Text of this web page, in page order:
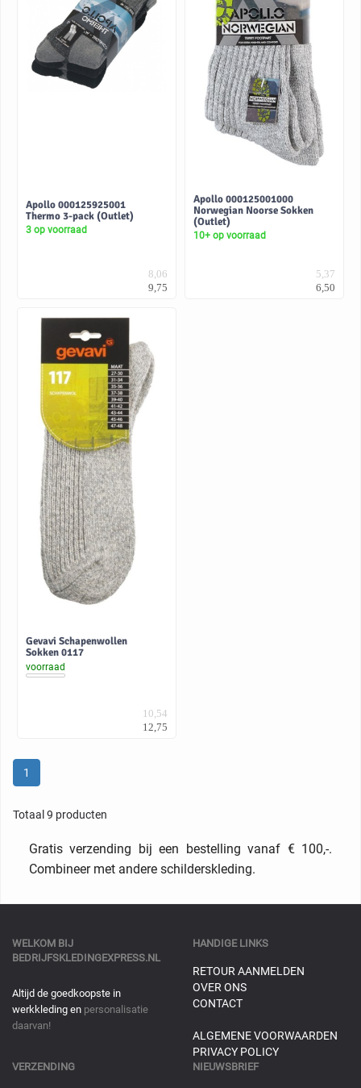
Apollo 000125925001
Thermo 3-pack (Outlet)
3 op voorraad
8,06
9,75
Apollo 000125001000
Norwegian Noorse Sokken
(Outlet)
10+ op voorraad
5,37
6,50
Gevavi Schapenwollen
Sokken 0117
voorraad
10,54
12,75
1
Totaal 9 producten
Gratis verzending bij een bestelling vanaf € 100,-.
Combineer met andere schilderskleding.
WELKOM BIJ
BEDRIJFSKLEDINGEXPRESS.NL
Altijd de goedkoopste in
werkkleding en personalisatie
daarvan!
HANDIGE LINKS
RETOUR AANMELDEN
OVER ONS
CONTACT
ALGEMENE VOORWAARDEN
PRIVACY POLICY
VERZENDING NIEUWSBRIEF